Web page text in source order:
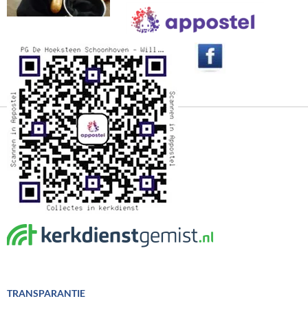
TRANSPARANTIE